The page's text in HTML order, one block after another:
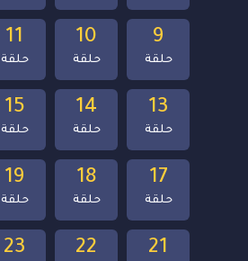
23 22 21
19
حلقة
18
حلقة
17
حلقة
15
حلقة
14
حلقة
13
حلقة
11
حلقة
10
حلقة
9
حلقة